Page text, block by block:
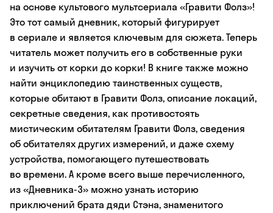
на основе культового мультсериала «Гравити Фолз»!
Это тот самый дневник, который фигурирует
в сериале и является ключевым для сюжета. Теперь
читатель может получить его в собственные руки
и изучить от корки до корки! В книге также можно
найти энциклопедию таинственных существ,
которые обитают в Гравити Фолз, описание локаций,
секретные сведения, как противостоять
мистическим обитателям Гравити Фолз, сведения
об обитателях других измерений, и даже схему
устройства, помогающего путешествовать
во времени. А кроме всего выше перечисленного,
из «Дневника-3» можно узнать историю
приключений брата дяди Стэна, знаменитого